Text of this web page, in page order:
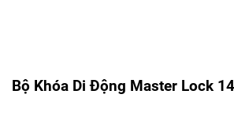
Bộ Khóa Di Động Master Lock